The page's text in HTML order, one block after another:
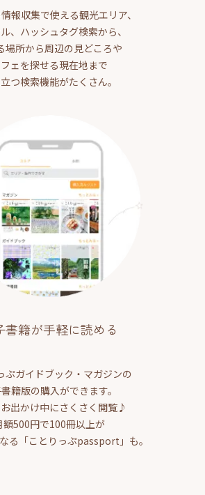
報収集で使える観光エリア、
、ハッシュタグ検索から、
場所から周辺の見どころや
ェを探せる現在地まで
つ検索機能がたくさん。
書籍が手軽に読める
ぷガイドブック・マガジンの
籍版の購入ができます。
出かけ中にさくさく閲覧♪
額500円で100冊以上が
る「ことりっぷpassport」も。